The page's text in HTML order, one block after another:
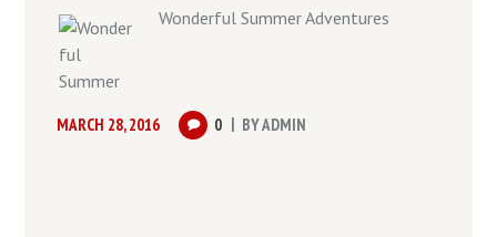
Wonderful Summer Adventures
MARCH 28, 2016 0 BYADMIN